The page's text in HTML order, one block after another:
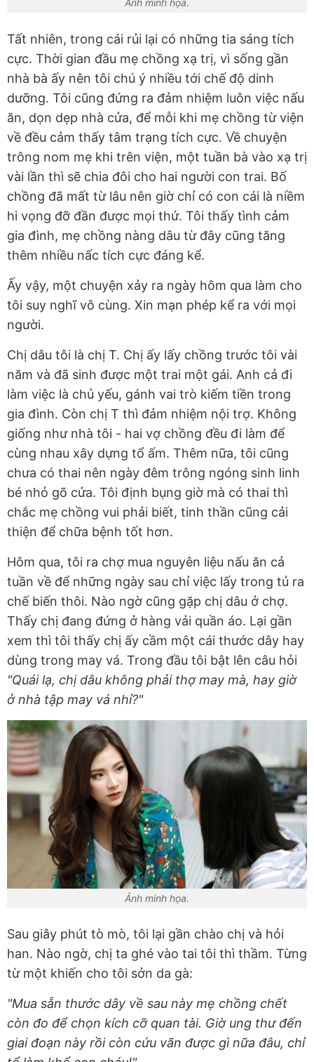
Ảnh minh họa.
Tất nhiên, trong cái rủi lại có những tia sáng tích
cực. Thời gian đầu mẹ chồng xạ trị, vì sống gần
nhà bà ấy nên tôi chú ý nhiều tới chế độ dinh
dưỡng. Tôi cũng đứng ra đảm nhiệm luôn việc nấu
ăn, dọn dẹp nhà cửa, để mỗi khi mẹ chồng từ viện
về đều cảm thấy tâm trạng tích cực. Về chuyện
trông nom mẹ khi trên viện, một tuần bà vào xạ trị
vài lần thì sẽ chia đôi cho hai người con trai. Bố
chồng đã mất từ lâu nên giờ chỉ có con cái là niềm
hi vọng đỡ đần được mọi thứ. Tôi thấy tình cảm
gia đình, mẹ chồng nàng dâu từ đây cũng tăng
thêm nhiều nấc tích cực đáng kể.
Ấy vậy, một chuyện xảy ra ngày hôm qua làm cho
tôi suy nghĩ vô cùng. Xin mạn phép kể ra với mọi
người.
Chị dâu tôi là chị T. Chị ấy lấy chồng trước tôi vài
năm và đã sinh được một trai một gái. Anh cả đi
làm việc là chủ yếu, gánh vai trò kiếm tiền trong
gia đình. Còn chị T thì đảm nhiệm nội trợ. Không
giống như nhà tôi - hai vợ chồng đều đi làm để
cùng nhau xây dựng tổ ấm. Thêm nữa, tôi cũng
chưa có thai nên ngày đêm trông ngóng sinh linh
bé nhỏ gõ cửa. Tôi định bụng giờ mà có thai thì
chắc mẹ chồng vui phải biết, tinh thần cũng cải
thiện để chữa bệnh tốt hơn.
Hôm qua, tôi ra chợ mua nguyên liệu nấu ăn cả
tuần về để những ngày sau chỉ việc lấy trong tủ ra
chế biến thôi. Nào ngờ cũng gặp chị dâu ở chợ.
Thấy chị đang đứng ở hàng vải quần áo. Lại gần
xem thì tôi thấy chị ấy cầm một cái thước dây hay
dùng trong may vá. Trong đầu tôi bật lên câu hỏi
"Quái lạ, chị dâu không phải thợ may mà, hay giờ
ở nhà tập may vá nhỉ?"
Ảnh minh họa.
Sau giây phút tò mò, tôi lại gần chào chị và hỏi
han. Nào ngờ, chị ta ghé vào tai tôi thì thầm. Từng
từ một khiến cho tôi sởn da gà:
"Mua sẵn thước dây về sau này mẹ chồng chết
còn đo để chọn kích cỡ quan tài. Giờ ung thư đến
giai đoạn này rồi còn cứu vãn được gì nữa đâu, chỉ